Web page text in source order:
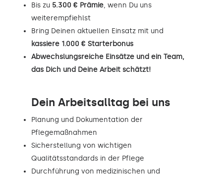
Bis zu 5.300 € Prämie, wenn Du uns
weiterempfiehlst
Bring Deinen aktuellen Einsatz mit und
kassiere 1.000 € Starterbonus
Abwechslungsreiche Einsätze und ein Team,
das Dich und Deine Arbeit schätzt!
Dein Arbeitsalltag bei uns
Planung und Dokumentation der
Pflegemaßnahmen
Sicherstellung von wichtigen
Qualitätsstandards in der Pflege
Durchführung von medizinischen und